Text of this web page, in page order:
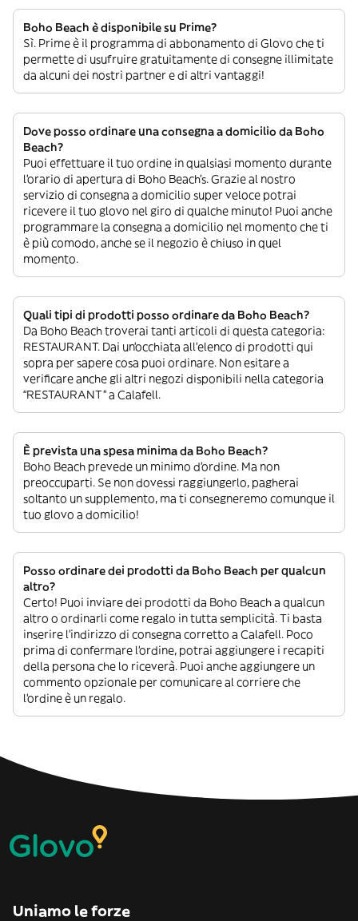
Boho Beach è disponibile su Prime?
Sì. Prime è il programma di abbonamento di Glovo che ti
permette di usufruire gratuitamente di consegne illimitate
da alcuni dei nostri partner e di altri vantaggi!
Dove posso ordinare una consegna a domicilio da Boho
Beach?
Puoi effettuare il tuo ordine in qualsiasi momento durante
l’orario di apertura di Boho Beach’s. Grazie al nostro
servizio di consegna a domicilio super veloce potrai
ricevere il tuo glovo nel giro di qualche minuto! Puoi anche
programmare la consegna a domicilio nel momento che ti
è più comodo, anche se il negozio è chiuso in quel
momento.
Quali tipi di prodotti posso ordinare da Boho Beach?
Da Boho Beach troverai tanti articoli di questa categoria:
RESTAURANT. Dai un’occhiata all’elenco di prodotti qui
sopra per sapere cosa puoi ordinare. Non esitare a
verificare anche gli altri negozi disponibili nella categoria
“RESTAURANT” a Calafell.
È prevista una spesa minima da Boho Beach?
Boho Beach prevede un minimo d’ordine. Ma non
preoccuparti. Se non dovessi raggiungerlo, pagherai
soltanto un supplemento, ma ti consegneremo comunque il
tuo glovo a domicilio!
Posso ordinare dei prodotti da Boho Beach per qualcun
altro?
Certo! Puoi inviare dei prodotti da Boho Beach a qualcun
altro o ordinarli come regalo in tutta semplicità. Ti basta
inserire l’indirizzo di consegna corretto a Calafell. Poco
prima di confermare l’ordine, potrai aggiungere i recapiti
della persona che lo riceverà. Puoi anche aggiungere un
commento opzionale per comunicare al corriere che
l’ordine è un regalo.
Uniamo le forze